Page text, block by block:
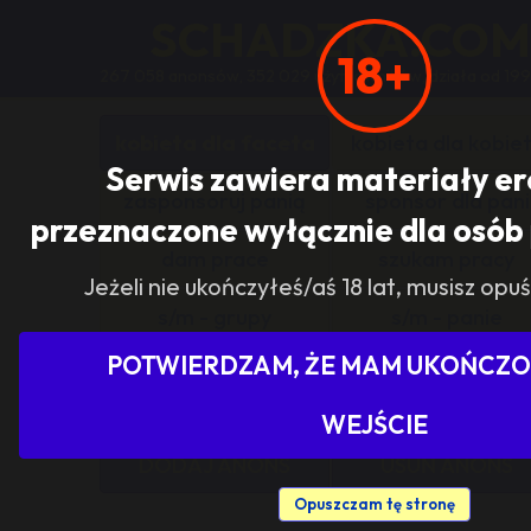
18+
Serwis zawiera materiały
przeznaczone wyłącznie dla
Jeżeli nie ukończyłeś/aś 18 lat, musisz
POTWIERDZAM, ŻE MAM
WEJŚCIE
Opuszczam tę stronę
SCHADZKA.COM
267 058 anonsów, 352 029 użytkowników, działa od
sponsor dla pani
Pokaż tylko ogłoszenia z
DODAJ ANONS USUŃ ANONS